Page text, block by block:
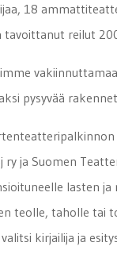
18
tavoittanut reilut
pysyvää
ry ja Suomen
lasten ja
teolle, taholle tai
kirjailija ja